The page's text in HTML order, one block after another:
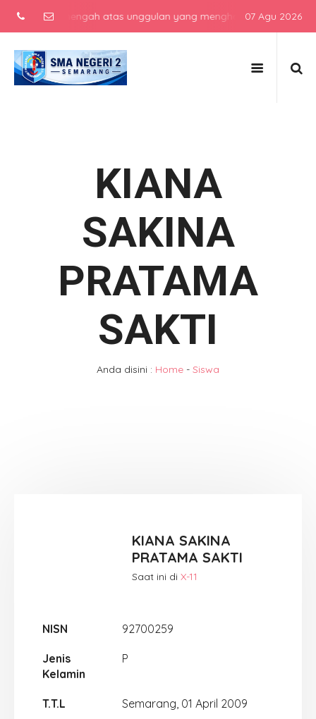
menengah atas unggulan yang menghasilkan lulusan
07 Agu 2026
KIANA
SAKINA
PRATAMA
SAKTI
Anda disini : Home - Siswa
KIANA SAKINA
PRATAMA SAKTI
Saat ini di X-11
NISN 92700259
Jenis
Kelamin
P
T.T.L Semarang, 01 April 2009